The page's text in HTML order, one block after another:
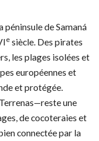
péninsule de Samaná
e siècle. Des pirates
les plages isolées et
européennes et
et protégée.
une
de cocoteraies et
connectée par la